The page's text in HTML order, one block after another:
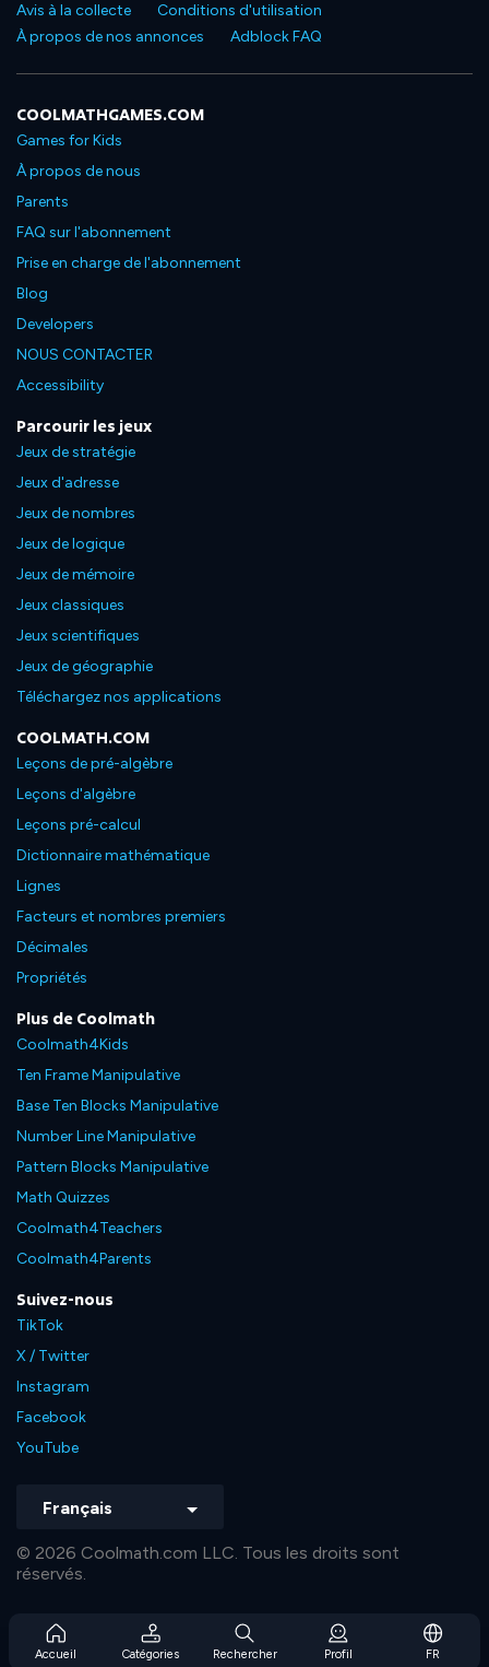
Accueil Catégories Rechercher Profil FR
Avis à la collecte
Conditions d'utilisation
À propos de nos annonces
Adblock FAQ
COOLMATHGAMES.COM
Games for Kids
À propos de nous
Parents
FAQ sur l'abonnement
Prise en charge de l'abonnement
Blog
Developers
NOUS CONTACTER
Accessibility
Parcourir les jeux
Jeux de stratégie
Jeux d'adresse
Jeux de nombres
Jeux de logique
Jeux de mémoire
Jeux classiques
Jeux scientifiques
Jeux de géographie
Téléchargez nos applications
COOLMATH.COM
Leçons de pré-algèbre
Leçons d'algèbre
Leçons pré-calcul
Dictionnaire mathématique
Lignes
Facteurs et nombres premiers
Décimales
Propriétés
Plus de Coolmath
Coolmath4Kids
Ten Frame Manipulative
Base Ten Blocks Manipulative
Number Line Manipulative
Pattern Blocks Manipulative
Math Quizzes
Coolmath4Teachers
Coolmath4Parents
Suivez-nous
TikTok
X / Twitter
Instagram
Facebook
YouTube
Français
© 2026 Coolmath.com LLC. Tous les droits sont
réservés.